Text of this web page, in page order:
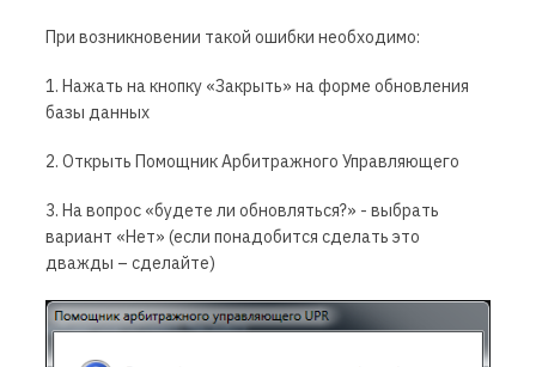
При возникновении такой ошибки необходимо:
1. Нажать на кнопку «Закрыть» на форме обновления
базы данных
2. Открыть Помощник Арбитражного Управляющего
3. На вопрос «будете ли обновляться?» - выбрать
вариант «Нет» (если понадобится сделать это
дважды – сделайте)